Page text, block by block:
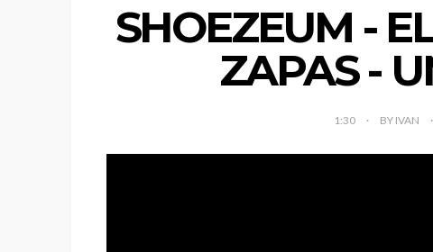
SHOEZEUM -
ZAPAS -
1:30 BY IVAN